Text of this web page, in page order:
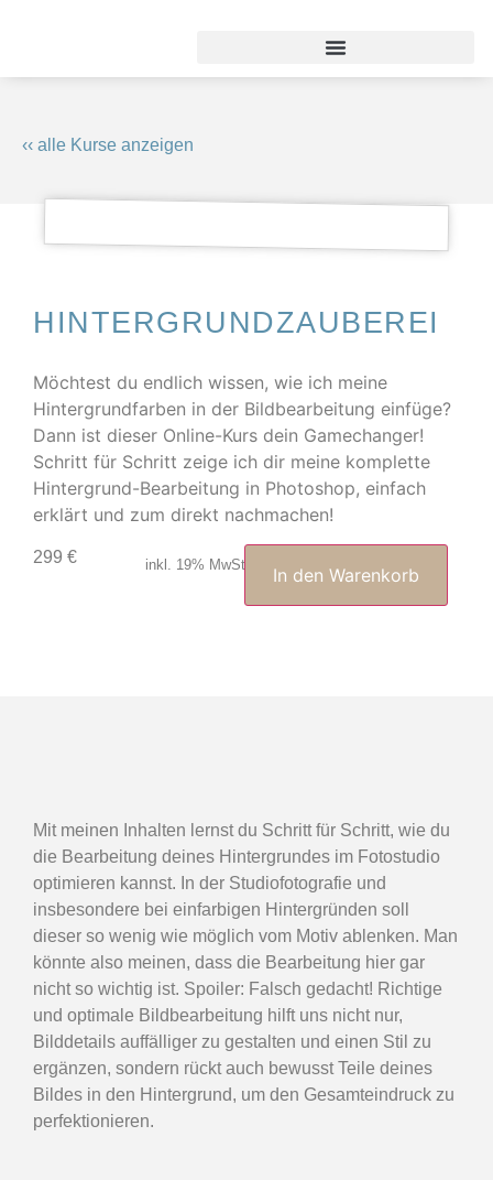
‹‹ alle Kurse anzeigen
HINTERGRUNDZAUBEREI
Möchtest du endlich wissen, wie ich meine
Hintergrundfarben in der Bildbearbeitung einfüge?
Dann ist dieser Online-Kurs dein Gamechanger!
Schritt für Schritt zeige ich dir meine komplette
Hintergrund-Bearbeitung in Photoshop, einfach
erklärt und zum direkt nachmachen!
299 € inkl. 19% MwSt. In den Warenkorb
Mit meinen Inhalten lernst du Schritt für Schritt, wie du
die Bearbeitung deines Hintergrundes im Fotostudio
optimieren kannst. In der Studiofotografie und
insbesondere bei einfarbigen Hintergründen soll
dieser so wenig wie möglich vom Motiv ablenken. Man
könnte also meinen, dass die Bearbeitung hier gar
nicht so wichtig ist. Spoiler: Falsch gedacht! Richtige
und optimale Bildbearbeitung hilft uns nicht nur,
Bilddetails auffälliger zu gestalten und einen Stil zu
ergänzen, sondern rückt auch bewusst Teile deines
Bildes in den Hintergrund, um den Gesamteindruck zu
perfektionieren.